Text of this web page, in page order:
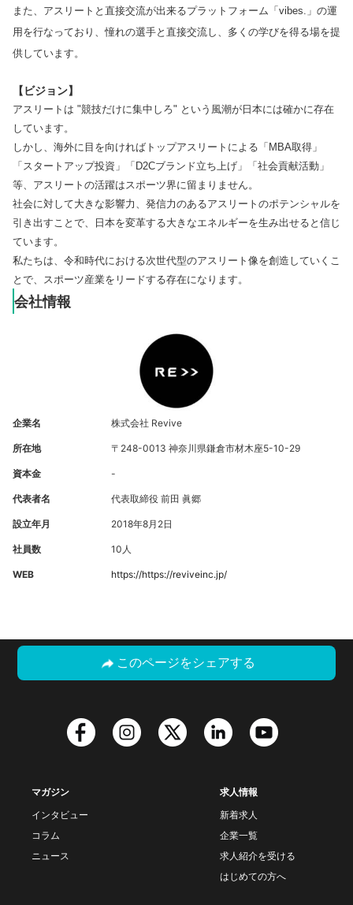
また、アスリートと直接交流が出来るプラットフォーム「vibes.」の運
用を行なっており、憧れの選手と直接交流し、多くの学びを得る場を提
供しています。
【ビジョン】
アスリートは "競技だけに集中しろ" という風潮が日本には確かに存在
しています。
しかし、海外に目を向ければトップアスリートによる「MBA取得」
「スタートアップ投資」「D2Cブランド立ち上げ」「社会貢献活動」
等、アスリートの活躍はスポーツ界に留まりません。
社会に対して大きな影響力、発信力のあるアスリートのポテンシャルを
引き出すことで、日本を変革する大きなエネルギーを生み出せると信じ
ています。
私たちは、令和時代における次世代型のアスリート像を創造していくこ
とで、スポーツ産業をリードする存在になります。
会社情報
企業名 株式会社 Revive
所在地 〒248-0013 神奈川県鎌倉市材木座5-10-29
資本金 -
代表者名 代表取締役 前田 眞郷
設立年月 2018年8月2日
社員数 10人
WEB https://https://reviveinc.jp/
このページをシェアする
マガジン
インタビュー
コラム
ニュース
求人情報
新着求人
企業一覧
求人紹介を受ける
はじめての方へ